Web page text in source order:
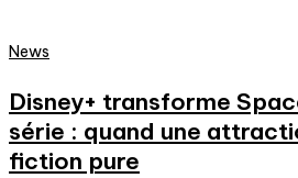
News
Disney+ transforme
série : quand une
fiction pure